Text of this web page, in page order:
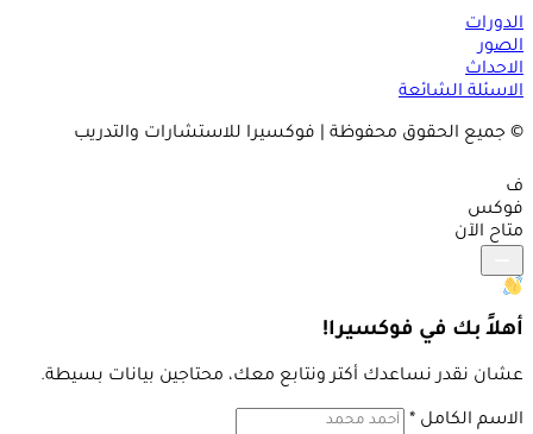
الدورات
الصور
الاحداث
الاسئلة الشائعة
© جميع الحقوق محفوظة | فوكسيرا للاستشارات والتدريب
ف
فوكس
متاح الآن
أهلاً بك في فوكسيرا!
عشان نقدر نساعدك أكتر ونتابع معك، محتاجين بيانات بسيطة.
الاسم الكامل *